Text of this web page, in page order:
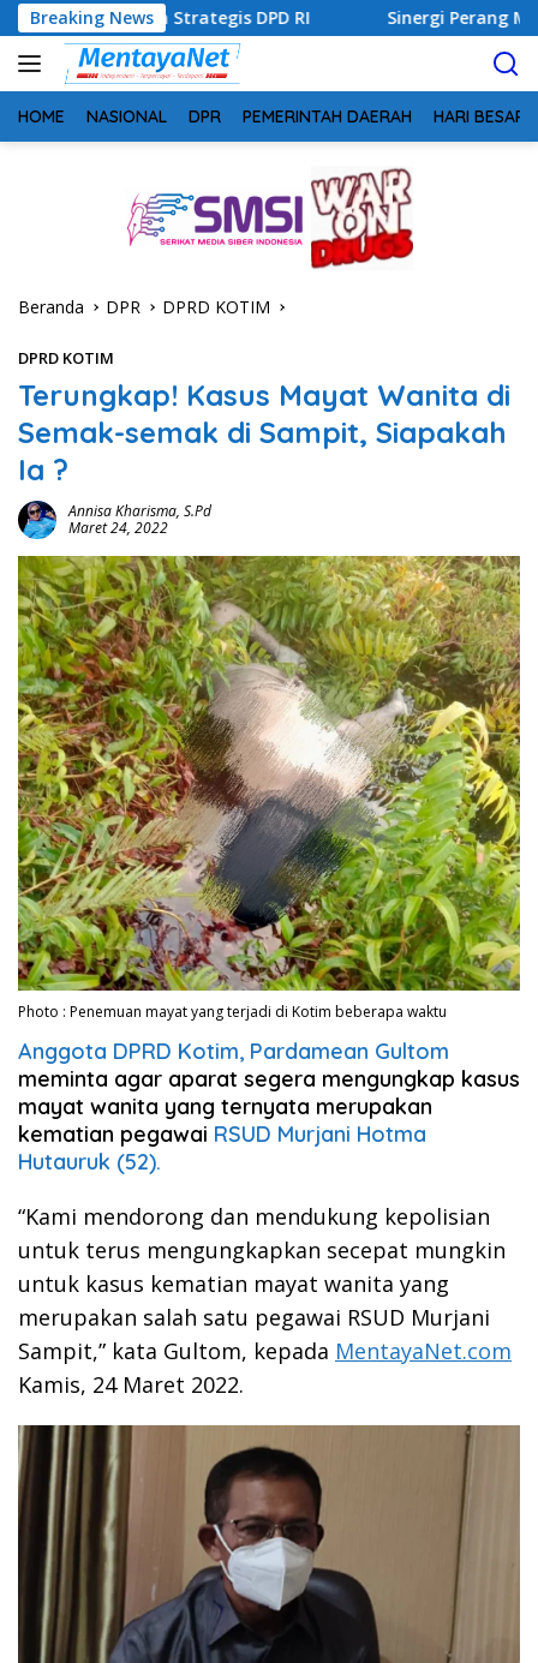
Langsung
ke
konten
Breaking News
DPD RI Sinergi Perang Melawan Narkoba di
HOME NASIONAL DPR PEMERINTAH DAERAH HARI BESAR
Beranda DPR DPRD KOTIM
DPRD KOTIM
Terungkap! Kasus Mayat Wanita di
Semak-semak di Sampit, Siapakah
Ia ?
Annisa Kharisma, S.Pd
Maret 24, 2022
Photo : Penemuan mayat yang terjadi di Kotim beberapa waktu
Anggota DPRD Kotim, Pardamean Gultom
meminta agar aparat segera mengungkap kasus
mayat wanita yang ternyata merupakan
kematian pegawai RSUD Murjani Hotma
Hutauruk (52).
“Kami mendorong dan mendukung kepolisian
untuk terus mengungkapkan secepat mungkin
untuk kasus kematian mayat wanita yang
merupakan salah satu pegawai RSUD Murjani
Sampit,” kata Gultom, kepada MentayaNet.com
Kamis, 24 Maret 2022.